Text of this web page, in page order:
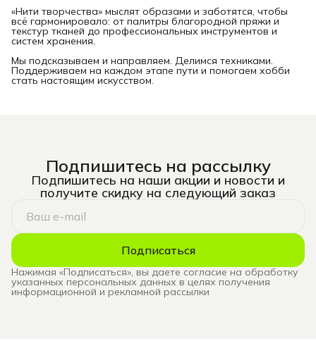
«Нити творчества» мыслят образами и заботятся, чтобы
всё гармонировало: от палитры благородной пряжи и
текстур тканей до профессиональных инструментов и
систем хранения.
Мы подсказываем и направляем. Делимся техниками.
Поддерживаем на каждом этапе пути и помогаем хобби
стать настоящим искусством.
Подпишитесь на рассылку
Подпишитесь на наши акции и новости и
получите скидку на следующий заказ
Подписаться
Нажимая «Подписаться», вы даете согласие на обработку
указанных персональных данных в целях получения
информационной и рекламной рассылки